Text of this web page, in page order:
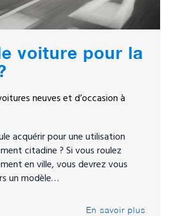
voiture pour la
neuves et d’occasion à
acquérir pour une utilisation
citadine ? Si vous roulez
en ville, vous devrez vous
un modèle…
En savoir plus